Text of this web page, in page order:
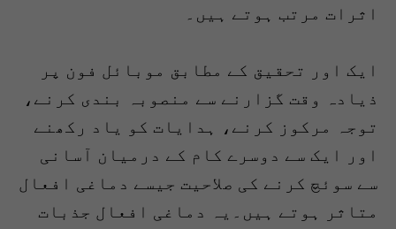
اثرات مرتب ہوتے ہیں۔
ایک اور تحقیق کے مطابق موبائل فون پر
ذیادہ وقت گزارنے سے منصوبہ بندی کرنے،
توجہ مرکوز کرنے، ہدایات کو یاد رکھنے
اور ایک سے دوسرے کام کے درمیان آسانی
سے سوئچ کرنے کی صلاحیت جیسے دماغی افعال
متاثر ہوتے ہیں۔یہ دماغی افعال جذبات